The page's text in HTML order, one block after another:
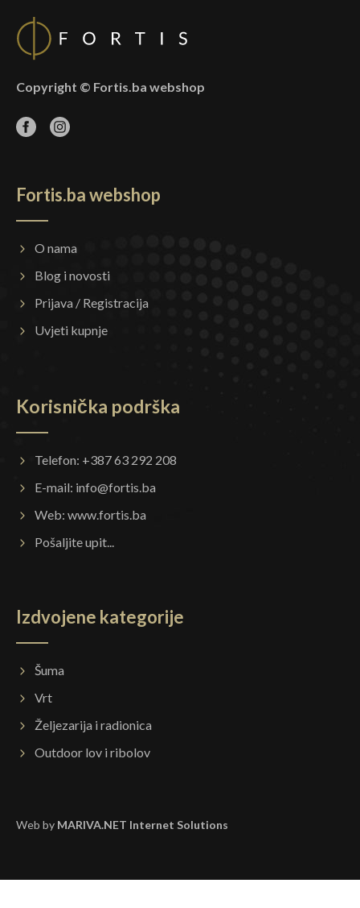
Copyright © Fortis.ba webshop
Fortis.ba webshop
O nama
Blog i novosti
Prijava / Registracija
Uvjeti kupnje
Korisnička podrška
Telefon: +387 63 292 208
E-mail: info@fortis.ba
Web: www.fortis.ba
Pošaljite upit...
Izdvojene kategorije
Šuma
Vrt
Željezarija i radionica
Outdoor lov i ribolov
Web by MARIVA.NET Internet Solutions